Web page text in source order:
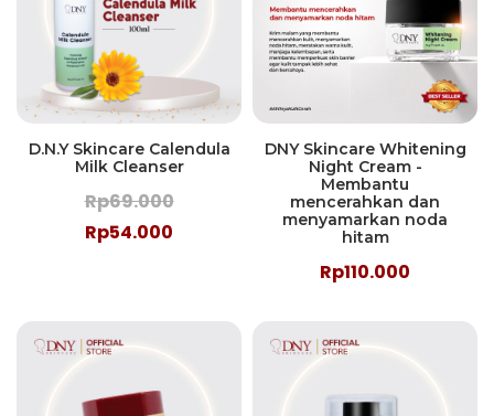
D.N.Y Skincare Calendula
Milk Cleanser
Rp69.000
Rp54.000
DNY Skincare Whitening
Night Cream -
Membantu
mencerahkan dan
menyamarkan noda
hitam
Rp110.000